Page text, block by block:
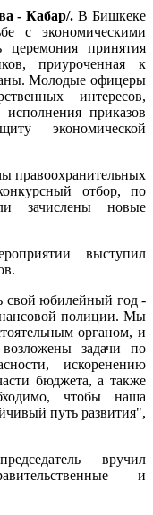
- Кабар/. В Бишкеке
с экономическими
церемония принятия
приуроченная к
Молодые офицеры
интересов,
приказов
экономической
правоохранительных
отбор, по
зачислены новые
выступил
свой юбилейный год -
полиции. Мы
органом, и
задачи по
искоренению
бюджета, а также
чтобы наша
путь развития",
вручил
и